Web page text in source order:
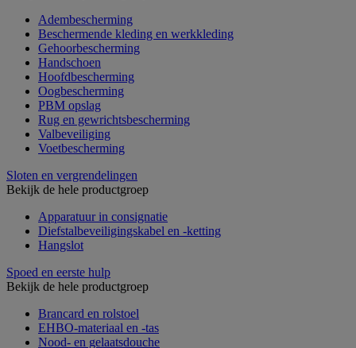
Adembescherming
Beschermende kleding en werkkleding
Gehoorbescherming
Handschoen
Hoofdbescherming
Oogbescherming
PBM opslag
Rug en gewrichtsbescherming
Valbeveiliging
Voetbescherming
Sloten en vergrendelingen
Bekijk de hele productgroep
Apparatuur in consignatie
Diefstalbeveiligingskabel en -ketting
Hangslot
Spoed en eerste hulp
Bekijk de hele productgroep
Brancard en rolstoel
EHBO-materiaal en -tas
Nood- en gelaatsdouche